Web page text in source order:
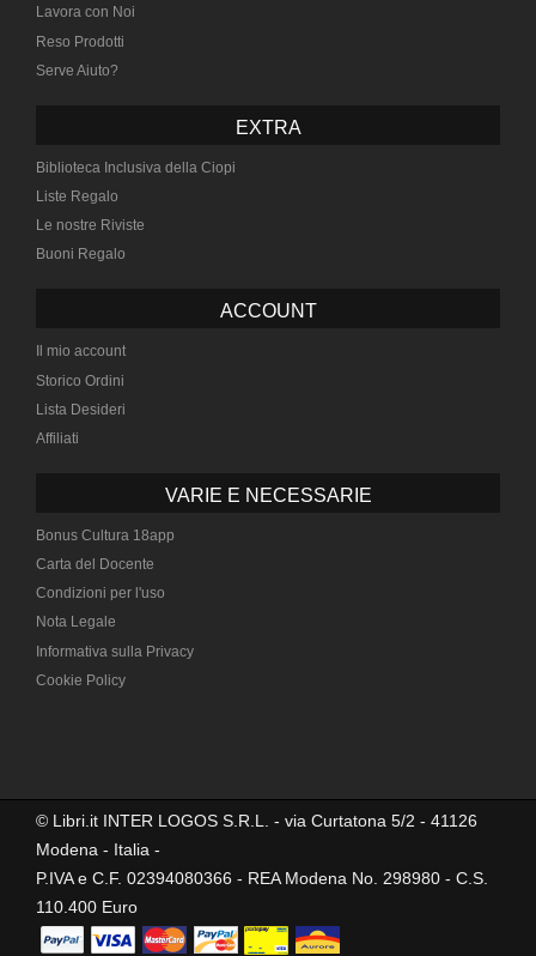
Lavora con Noi
Reso Prodotti
Serve Aiuto?
EXTRA
Biblioteca Inclusiva della Ciopi
Liste Regalo
Le nostre Riviste
Buoni Regalo
ACCOUNT
Il mio account
Storico Ordini
Lista Desideri
Affiliati
VARIE E NECESSARIE
Bonus Cultura 18app
Carta del Docente
Condizioni per l'uso
Nota Legale
Informativa sulla Privacy
Cookie Policy
© Libri.it INTER LOGOS S.R.L. - via Curtatona 5/2 - 41126
Modena - Italia -
P.IVA e C.F. 02394080366 - REA Modena No. 298980 - C.S.
110.400 Euro